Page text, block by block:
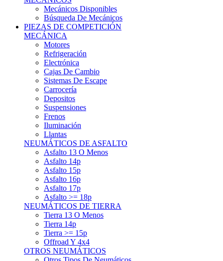
Mecánicos Disponibles
Búsqueda De Mecánicos
PIEZAS DE COMPETICIÓN
MECÁNICA
Motores
Refrigeración
Electrónica
Cajas De Cambio
Sistemas De Escape
Carrocería
Depositos
Suspensiones
Frenos
Iluminación
Llantas
NEUMÁTICOS DE ASFALTO
Asfalto 13 O Menos
Asfalto 14p
Asfalto 15p
Asfalto 16p
Asfalto 17p
Asfalto >= 18p
NEUMÁTICOS DE TIERRA
Tierra 13 O Menos
Tierra 14p
Tierra >= 15p
Offroad Y 4x4
OTROS NEUMÁTICOS